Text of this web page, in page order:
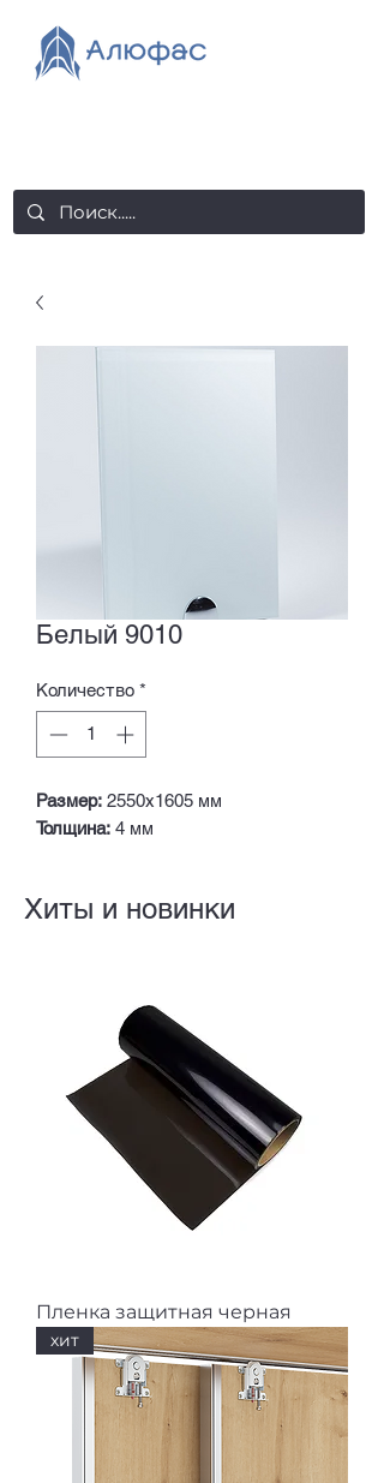
Белый 9010
Количество *
Размер: 2550х1605 мм
Толщина: 4 мм
Хиты и новинки
Пленка защитная черная
хит